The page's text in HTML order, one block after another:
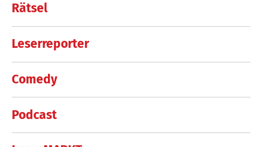
Rätsel
Leserreporter
Comedy
Podcast